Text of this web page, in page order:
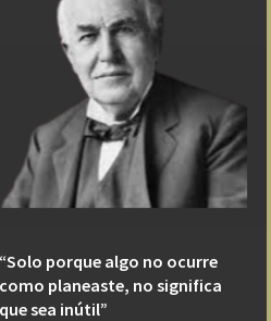
“Solo porque algo no ocurre
como planeaste, no significa
que sea inútil”